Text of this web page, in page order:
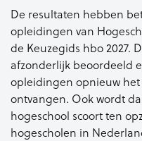
De resultaten hebben
opleidingen van
de Keuzegids hbo 2027.
afzonderlijk beoordeeld
opleidingen opnieuw
ontvangen. Ook wordt
hogeschool scoort ten
hogescholen in